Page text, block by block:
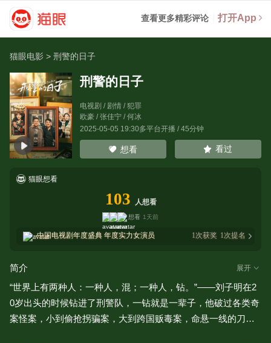
查看更多精彩评论 打开App
猫眼电影 >刑警的日子
刑警的日子
电视剧 / 剧情 / 犯罪
欧豪/张佳宁/何冰
2025-05-05 19:30多平台开播 / 45分钟
想看 看过
猫眼想看
103 人想看
想看 1天前
中国电视剧年度盛典 年度实力女演员 1次获奖 1次提名
简介 展开
“世界上有两种人：一种人，混；一种人，钻。”——刘子明在2
0岁出头的时候钻进了刑警队，一钻就是一辈子，他破过各类奇
案怪案，小到偷抢拐骗案，大到跨国贩毒案，命悬一线的刀锋